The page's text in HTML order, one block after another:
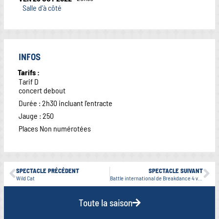
Salle d'à côté
INFOS
Tarifs :
Tarif D
concert debout
Durée : 2h30 incluant l'entracte
Jauge : 250
Places Non numérotées
SPECTACLE PRÉCÉDENT
Wild Cat
SPECTACLE SUIVANT
Battle international de Breakdance 4 vs 4
Toute la saison